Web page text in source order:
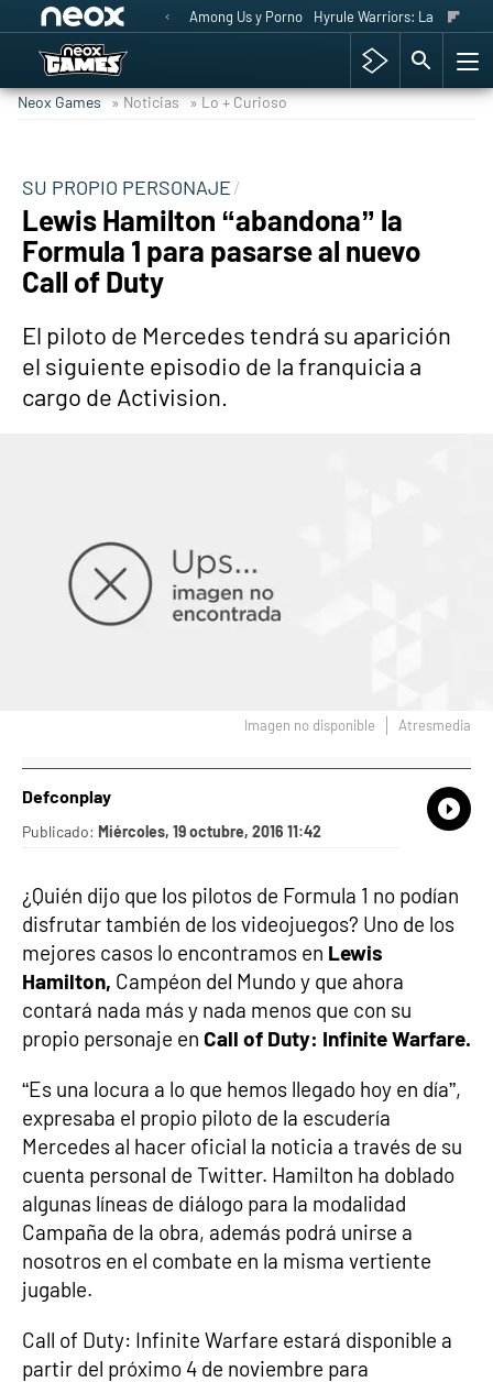
Among Us y Porno Hyrule Warriors: La Era del
Neox Games » Noticias » Lo + Curioso
SU PROPIO PERSONAJE
Lewis Hamilton “abandona” la
Formula 1 para pasarse al nuevo
Call of Duty
El piloto de Mercedes tendrá su aparición
el siguiente episodio de la franquicia a
cargo de Activision.
Imagen no disponible Atresmedia
Defconplay
Publicado: Miércoles, 19 octubre, 2016 11:42
¿Quién dijo que los pilotos de Formula 1 no podían
disfrutar también de los videojuegos? Uno de los
mejores casos lo encontramos en Lewis
Hamilton, Campéon del Mundo y que ahora
contará nada más y nada menos que con su
propio personaje en Call of Duty: Infinite Warfare.
“Es una locura a lo que hemos llegado hoy en día”,
expresaba el propio piloto de la escudería
Mercedes al hacer oficial la noticia a través de su
cuenta personal de Twitter. Hamilton ha doblado
algunas líneas de diálogo para la modalidad
Campaña de la obra, además podrá unirse a
nosotros en el combate en la misma vertiente
jugable.
Call of Duty: Infinite Warfare estará disponible a
partir del próximo 4 de noviembre para